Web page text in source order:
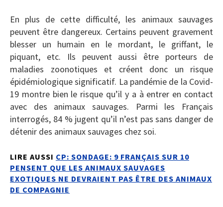
En plus de cette difficulté, les animaux sauvages
peuvent être dangereux. Certains peuvent gravement
blesser un humain en le mordant, le griffant, le
piquant, etc. Ils peuvent aussi être porteurs de
maladies zoonotiques et créent donc un risque
épidémiologique significatif. La pandémie de la Covid-
19 montre bien le risque qu’il y a à entrer en contact
avec des animaux sauvages. Parmi les Français
interrogés, 84 % jugent qu’il n’est pas sans danger de
détenir des animaux sauvages chez soi.
LIRE AUSSI CP: SONDAGE: 9 FRANÇAIS SUR 10
PENSENT QUE LES ANIMAUX SAUVAGES
EXOTIQUES NE DEVRAIENT PAS ÊTRE DES ANIMAUX
DE COMPAGNIE